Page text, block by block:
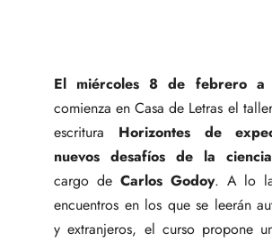
El miércoles 8 de febrero a
comienza en Casa de Letras el
escritura Horizontes de
nuevos desafíos de la
cargo de Carlos Godoy. A lo
encuentros en los que se leerán
y extranjeros, el curso propone